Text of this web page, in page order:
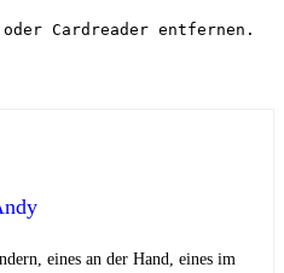
Cardreader entfernen.
eines an der Hand, eines im